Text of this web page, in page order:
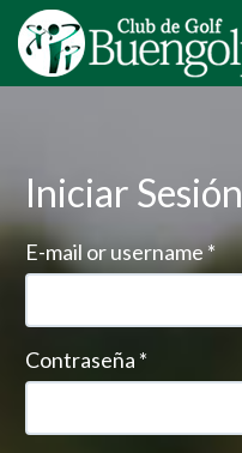
Pasar
contenido
principal
Iniciar Sesión
E-mail or username*
Contraseña *